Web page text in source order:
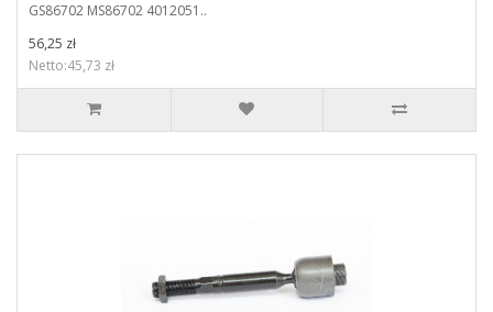
GS86702 MS86702 4012051..
56,25 zł
Netto:45,73 zł